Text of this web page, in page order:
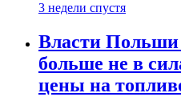
3 недели спустя
Власти Польши
больше не в
цены на